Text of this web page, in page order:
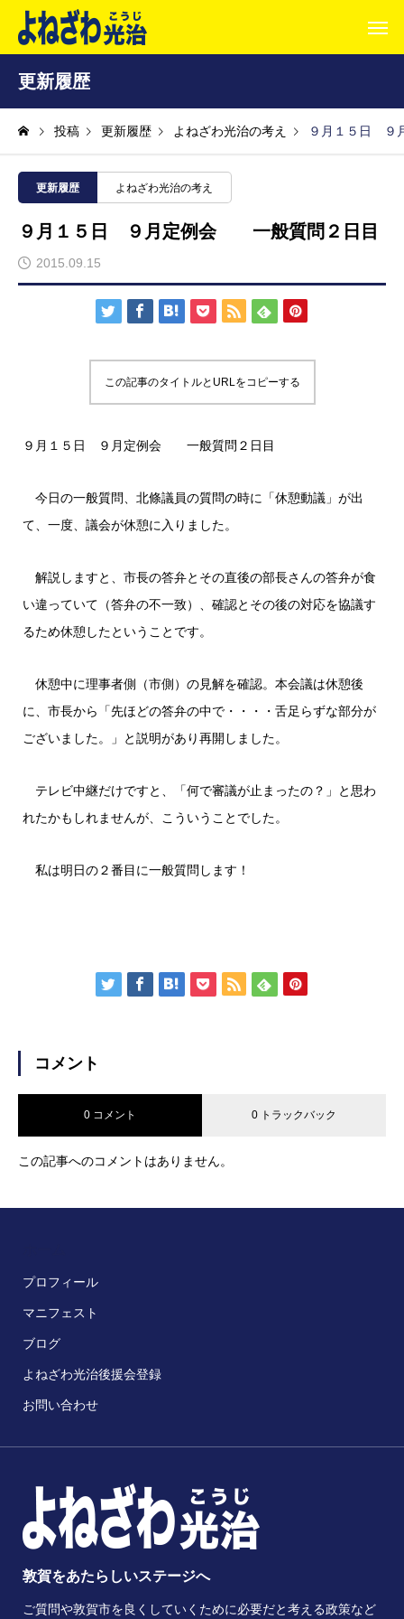
更新履歴
投稿 更新履歴 よねざわ光治の考え ９月１５日
更新履歴 よねざわ光治の考え
９月１５日 ９月定例会 一般質問２日目
2015.09.15
この記事のタイトルとURLをコピーする
９月１５日 ９月定例会 一般質問２日目
今日の一般質問、北條議員の質問の時に「休憩動議」が出
て、一度、議会が休憩に入りました。
解説しますと、市長の答弁とその直後の部長さんの答弁が食
い違っていて（答弁の不一致）、確認とその後の対応を協議す
るため休憩したということです。
休憩中に理事者側（市側）の見解を確認。本会議は休憩後
に、市長から「先ほどの答弁の中で・・・・舌足らずな部分が
ございました。」と説明があり再開しました。
テレビ中継だけですと、「何で審議が止まったの？」と思わ
れたかもしれませんが、こういうことでした。
私は明日の２番目に一般質問します！
コメント
0 コメント 0 トラックバック
この記事へのコメントはありません。
プロフィール
マニフェスト
ブログ
よねざわ光治後援会登録
お問い合わせ
敦賀をあたらしいステージへ
ご質問や敦賀市を良くしていくために必要だと考える政策など